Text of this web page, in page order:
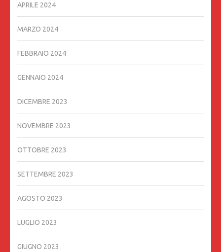
APRILE 2024
MARZO 2024
FEBBRAIO 2024
GENNAIO 2024
DICEMBRE 2023
NOVEMBRE 2023
OTTOBRE 2023
SETTEMBRE 2023
AGOSTO 2023
LUGLIO 2023
GIUGNO 2023